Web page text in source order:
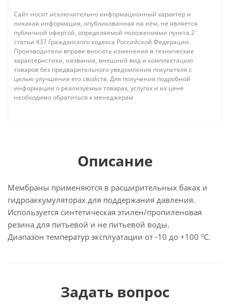
Сайт носит исключительно информационный характер и
никакая информация, опубликованная на нём, не является
публичной офертой, определяемой положениями пункта 2
статьи 437 Гражданского кодекса Российской Федерации.
Производители вправе вносить изменения в технические
характеристики, названия, внешний вид и комплектацию
товаров без предварительного уведомления покупателя с
целью улучшения его свойств. Для получения подробной
информации о реализуемых товарах, услугах и их цене
необходимо обратиться к менеджерам
Описание
Мембраны применяются в расширительных баках и
гидроаккумуляторах для поддержания давления.
Используется синтетическая этилен/пропиленовая
резина для питьевой и не питьевой воды.
Диапазон температур эксплуатации от -10 до +100 °С.
Задать вопрос